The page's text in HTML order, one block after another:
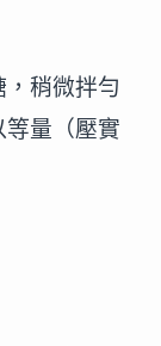
稍微拌勻
等量（壓實